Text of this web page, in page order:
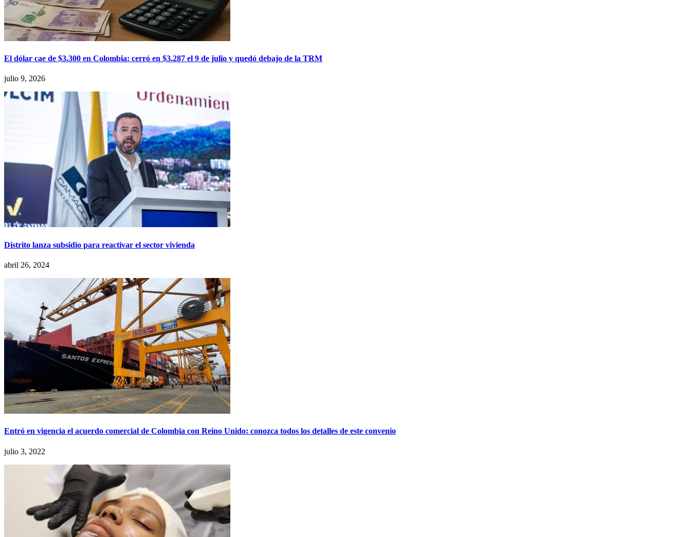
El dólar cae de $3.300 en Colombia: cerró en $3.287 el 9 de julio y quedó debajo de la TRM
julio 9, 2026
Distrito lanza subsidio para reactivar el sector vivienda
abril 26, 2024
Entró en vigencia el acuerdo comercial de Colombia con Reino Unido: conozca todos los detalles de este convenio
julio 3, 2022